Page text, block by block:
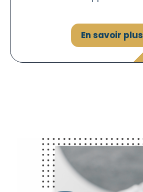
En savoir plus